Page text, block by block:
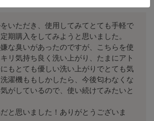
いただき、使用してみてとても手軽で
期購入をしてみようと思いました。
な臭いがあったのですが、こちらを使
リ気持ち良く洗い上がり、たまにアト
もとても優しい洗い上がりでとても気
濯機ももしかしたら、今後匂わなくな
がしているので、使い続けてみたいと
と思いました！ありがとうございま